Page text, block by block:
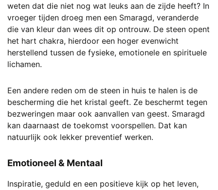
weten dat die niet nog wat leuks aan de zijde heeft? In
vroeger tijden droeg men een Smaragd, veranderde
die van kleur dan wees dit op ontrouw. De steen opent
het hart chakra, hierdoor een hoger evenwicht
herstellend tussen de fysieke, emotionele en spirituele
lichamen.
Een andere reden om de steen in huis te halen is de
bescherming die het kristal geeft. Ze beschermt tegen
bezweringen maar ook aanvallen van geest. Smaragd
kan daarnaast de toekomst voorspellen. Dat kan
natuurlijk ook lekker preventief werken.
Emotioneel & Mentaal
Inspiratie, geduld en een positieve kijk op het leven,